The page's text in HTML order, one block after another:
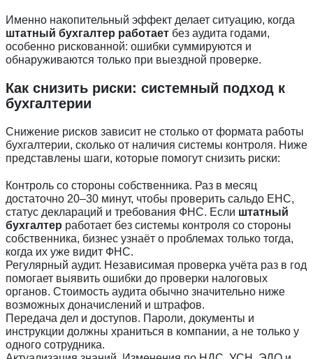
Именно накопительный эффект делает ситуацию, когда
штатный бухгалтер работает без аудита годами,
особенно рискованной: ошибки суммируются и
обнаруживаются только при выездной проверке.
Как снизить риски: системный подход к
бухгалтерии
Снижение рисков зависит не столько от формата работы
бухгалтерии, сколько от наличия системы контроля. Ниже
представлены шаги, которые помогут снизить риски:
Контроль со стороны собственника. Раз в месяц
достаточно 20–30 минут, чтобы проверить сальдо ЕНС,
статус деклараций и требования ФНС. Если штатный
бухгалтер работает без системы контроля со стороны
собственника, бизнес узнаёт о проблемах только тогда,
когда их уже видит ФНС.
Регулярный аудит. Независимая проверка учёта раз в год
помогает выявить ошибки до проверки налоговых
органов. Стоимость аудита обычно значительно ниже
возможных доначислений и штрафов.
Передача дел и доступов. Пароли, документы и
инструкции должны храниться в компании, а не только у
одного сотрудника.